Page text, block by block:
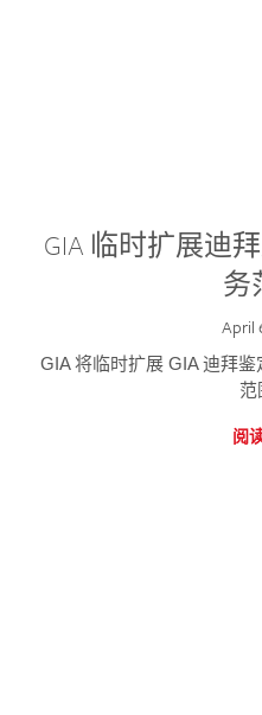
GIA 临时扩展迪
务
April
GIA 将临时扩展 GIA 迪拜
范
阅